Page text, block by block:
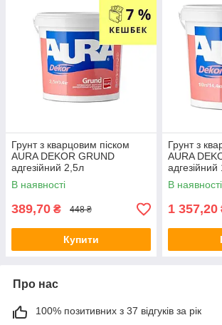
Грунт з кварцовим піском
AURA DEKOR GRUND
адгезійний 2,5л
В наявності
389,70 ₴ 448 ₴
Купити
Грунт з
AURA
адгезійний
В наявності
1 357,20
Про нас
100% позитивних з 37 відгуків за рік